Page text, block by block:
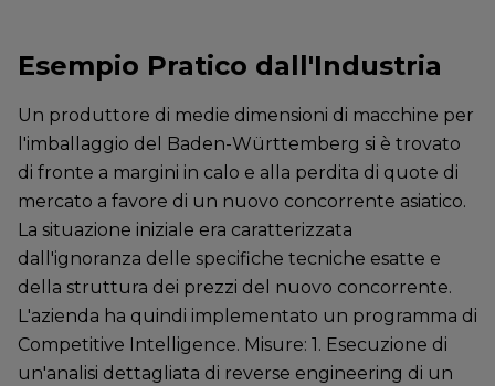
Esempio Pratico dall'Industria
Un produttore di medie dimensioni di macchine per
l'imballaggio del Baden-Württemberg si è trovato
di fronte a margini in calo e alla perdita di quote di
mercato a favore di un nuovo concorrente asiatico.
La situazione iniziale era caratterizzata
dall'ignoranza delle specifiche tecniche esatte e
della struttura dei prezzi del nuovo concorrente.
L'azienda ha quindi implementato un programma di
Competitive Intelligence. Misure: 1. Esecuzione di
un'analisi dettagliata di reverse engineering di un